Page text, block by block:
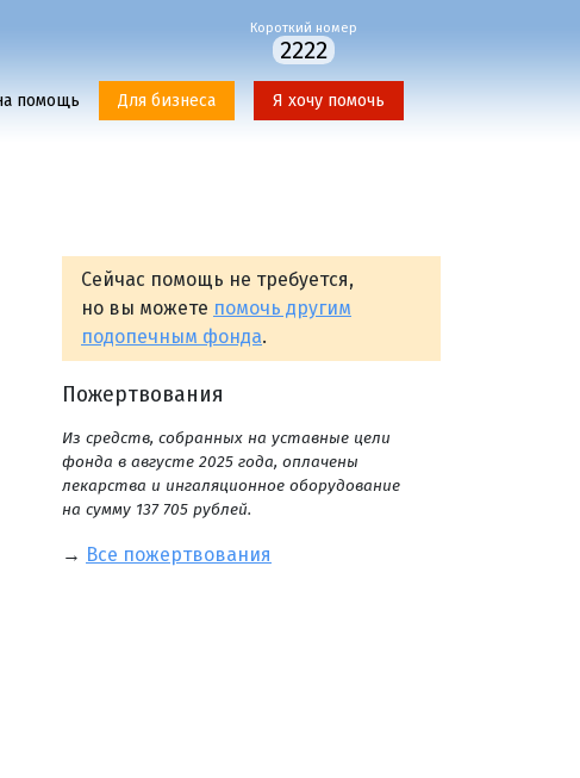
Короткий номер
2222
помощь Для бизнеса Я хочу помочь
Сейчас помощь не требуется,
но вы можете помочь другим
подопечным фонда.
Пожертвования
Из средств, собранных на уставные цели
фонда в августе 2025 года, оплачены
лекарства и ингаляционное оборудование
на сумму 137 705 рублей.
→ Все пожертвования